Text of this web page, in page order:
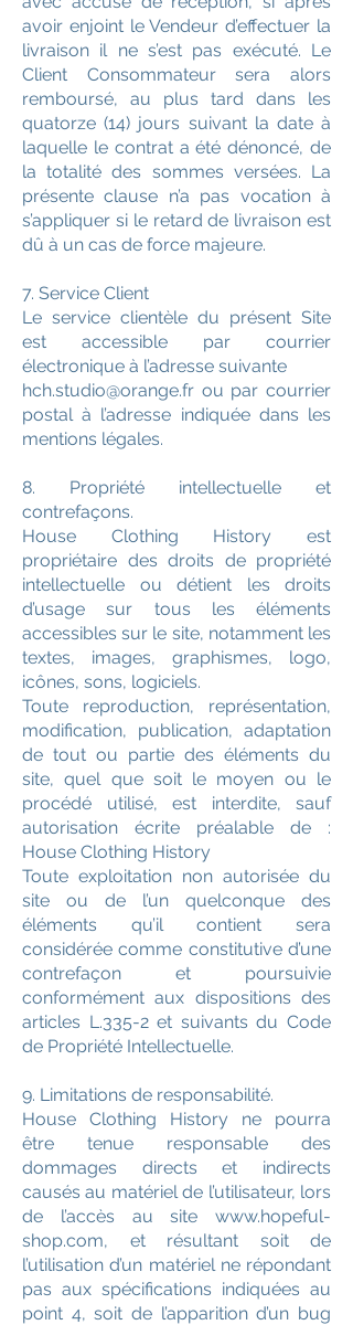
avoir enjoint le Vendeur d’effectuer la
livraison il ne s’est pas exécuté. Le
Client Consommateur sera alors
remboursé, au plus tard dans les
quatorze (14) jours suivant la date à
laquelle le contrat a été dénoncé, de
la totalité des sommes versées. La
présente clause n’a pas vocation à
s’appliquer si le retard de livraison est
dû à un cas de force majeure.
7. Service Client
Le service clientèle du présent Site
est accessible par courrier
électronique à l’adresse suivante
hch.studio@orange.fr ou par courrier
postal à l’adresse indiquée dans les
mentions légales.
8. Propriété intellectuelle et
contrefaçons.
House Clothing History est
propriétaire des droits de propriété
intellectuelle ou détient les droits
d’usage sur tous les éléments
accessibles sur le site, notamment les
textes, images, graphismes, logo,
icônes, sons, logiciels.
Toute reproduction, représentation,
modification, publication, adaptation
de tout ou partie des éléments du
site, quel que soit le moyen ou le
procédé utilisé, est interdite, sauf
autorisation écrite préalable de :
House Clothing History
Toute exploitation non autorisée du
site ou de l’un quelconque des
éléments qu’il contient sera
considérée comme constitutive d’une
contrefaçon et poursuivie
conformément aux dispositions des
articles L.335-2 et suivants du Code
de Propriété Intellectuelle.
9. Limitations de responsabilité.
House Clothing History ne pourra
être tenue responsable des
dommages directs et indirects
causés au matériel de l’utilisateur, lors
de l’accès au site www.hopeful-
shop.com, et résultant soit de
l’utilisation d’un matériel ne répondant
pas aux spécifications indiquées au
point 4, soit de l’apparition d’un bug